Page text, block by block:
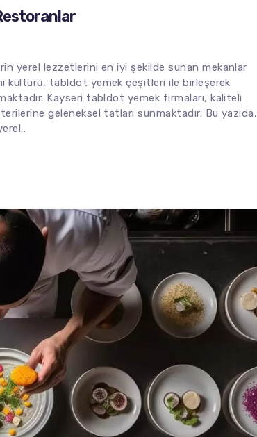
yerel lezzetlerini en iyi şekilde sunan mekanlar
kültürü, tabldot yemek çeşitleri ile birleşerek
Kayseri tabldot yemek firmaları, kaliteli
geleneksel tatları sunmaktadır. Bu yazıda,